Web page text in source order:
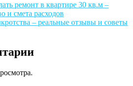
ремонт в квартире 30 кв.м –
и смета расходов
– реальные отзывы и советы